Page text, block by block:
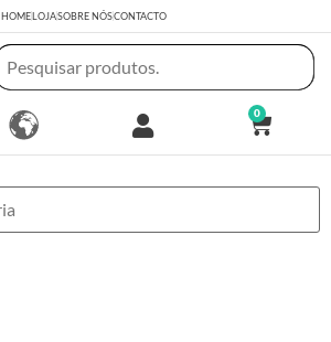
HOMELOJASOBRE NÓSCONTACTO
0